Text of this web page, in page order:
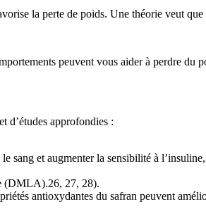
la perte de poids. Une théorie veut
peuvent vous aider à perdre du
d’études approfondies :
sang et augmenter la sensibilité à
(DMLA).26, 27, 28).
antioxydantes du safran peuvent